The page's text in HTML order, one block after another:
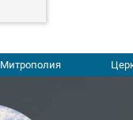
Митрополия